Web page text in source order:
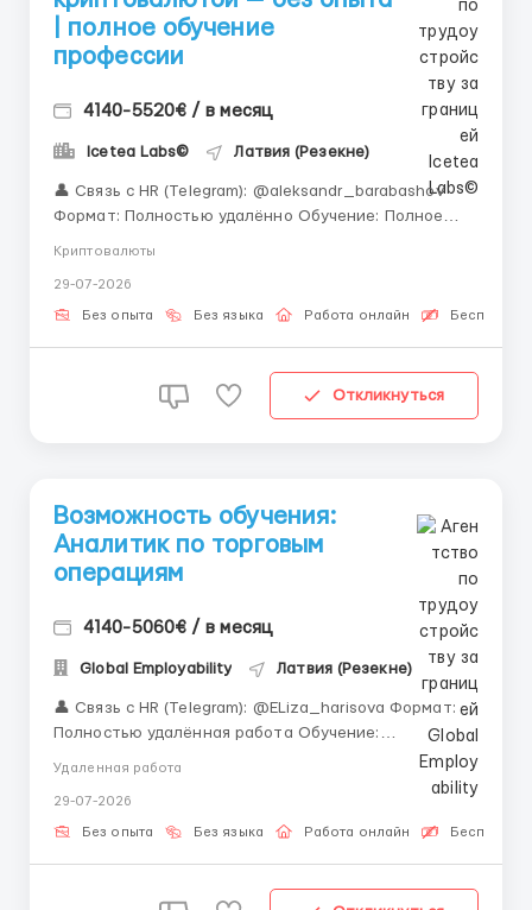
| полное обучение
профессии
4140-5520€ / в месяц
Icetea Labs© Латвия (Резекне)
👤 Связь с HR (Telegram): @aleksandr_barabashov
Формат: Полностью удалённо Обучение: Полное
финансов? Наша команда создала все условия для
успешного и легкого старта.» Координация сделок с
Криптовалюты
29-07-2026
Без опыта Без языка Работа онлайн
Откликнуться
Возможность обучения:
Аналитик по торговым
операциям
4140-5060€ / в месяц
Global Employability Латвия (Резекне)
👤 Связь с HR (Telegram): @ELiza_harisova Формат:
Полностью удалённая работа Обучение:
Предусмотрено с первого дня «Вам кажется, что для
доказываем обратное и обучаем целеустремленных
кандидатов с нуля.» Анализ торговых операций
Удаленная работа
29-07-2026
Без опыта Без языка Работа онлайн